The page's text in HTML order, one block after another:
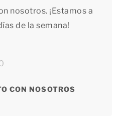
nosotros. ¡Estamos a
de la semana!
CON NOSOTROS